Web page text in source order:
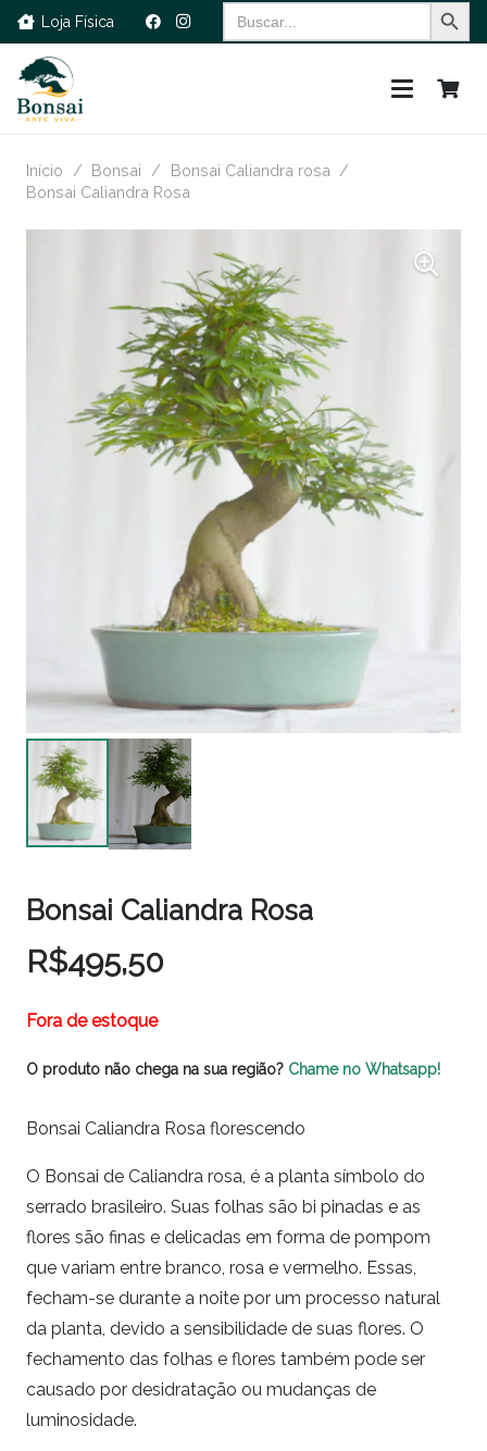
Loja Física
Search
for:
Início / Bonsai / Bonsai Caliandra rosa /
Bonsai Caliandra Rosa
Bonsai Caliandra Rosa
R$495,50
Fora de estoque
O produto não chega na sua região? Chame no Whatsapp!
Bonsai Caliandra Rosa florescendo
O Bonsai de Caliandra rosa, é a planta símbolo do
serrado brasileiro. Suas folhas são bi pinadas e as
flores são finas e delicadas em forma de pompom
que variam entre branco, rosa e vermelho. Essas,
fecham-se durante a noite por um processo natural
da planta, devido a sensibilidade de suas flores. O
fechamento das folhas e flores também pode ser
causado por desidratação ou mudanças de
luminosidade.